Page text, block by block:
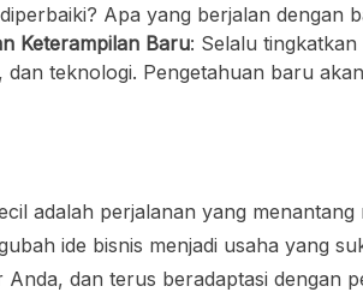
Apa yang berjalan dengan
Keterampilan Baru: Selalu
dan teknologi. Pengetahuan baru
adalah perjalanan yang
ide bisnis menjadi usaha yang
Anda, dan terus beradaptasi dengan